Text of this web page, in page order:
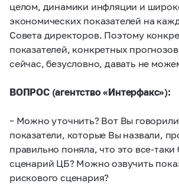
целом, динамики инфляции и
экономических показателей на
Совета директоров. Поэтому
показателей, конкретных
сейчас, безусловно, давать не
ВОПРОС (агентство «Интерфакс»):
– Можно уточнить? Вот Вы
показатели, которые Вы назвали,
правильно поняла, что это все-таки
сценарий ЦБ? Можно озвучить
рискового сценария?